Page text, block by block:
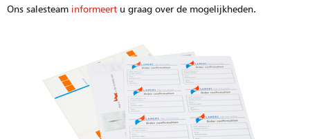
Ons salesteam informeert u graag over de mogelijkheden.